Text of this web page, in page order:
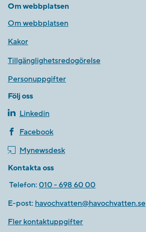
Om webbplatsen
Om webbplatsen
Kakor
Tillgänglighetsredogörelse
Personuppgifter
Följ oss
Linkedin
Facebook
Mynewsdesk
Kontakta oss
Telefon: 010 - 698 60 00
E-post: havochvatten@havochvatten.se
Fler kontaktuppgifter